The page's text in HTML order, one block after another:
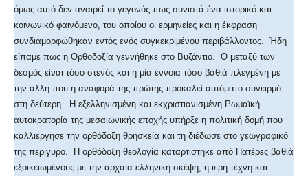
όμως αυτό δεν αναιρεί το γεγονός πως συνιστά ένα ιστορικό και
κοινωνικό φαινόμενο, του οποίου οι ερμηνείες και η έκφραση
συνδιαμορφώθηκαν εντός ενός συγκεκριμένου περιβάλλοντος. Ήδη
είπαμε πως η Ορθοδοξία γεννήθηκε στο Βυζάντιο. Ο μεταξύ των
δεσμός είναι τόσο στενός και η μία έννοια τόσο βαθιά πλεγμένη με
την άλλη που η αναφορά της πρώτης προκαλεί αυτόματο συνειρμό
στη δεύτερη. Η εξελληνισμένη και εκχριστιανισμένη Ρωμαϊκή
αυτοκρατορία της μεσαιωνικής εποχής υπήρξε η πολιτική δομή που
καλλιέργησε την ορθόδοξη θρησκεία και τη διέδωσε στο γεωγραφικό
της περίγυρο. Η ορθόδοξη θεολογία καταρτίστηκε από Πατέρες βαθιά
εξοικειωμένους με την αρχαία ελληνική σκέψη, η ιερή τέχνη και